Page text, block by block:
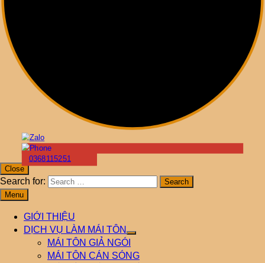
0368115251
Close
Search for:
Menu
GIỚI THIỆU
DỊCH VỤ LÀM MÁI TÔN
MÁI TÔN GIẢ NGÓI
MÁI TÔN CÁN SÓNG